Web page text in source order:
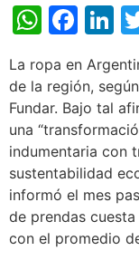
La ropa en
de la región,
Fundar. Bajo tal
una
indumentaria con
sustentabilidad
informó el mes
de prendas
con el promedio